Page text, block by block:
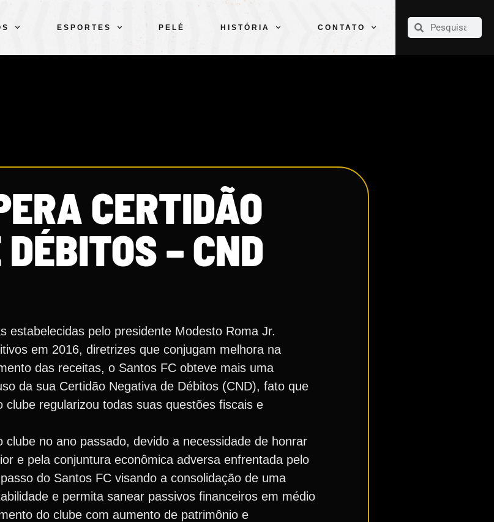
ESPORTES PELÉ HISTÓRIA CONTATO
CLUBE
CERTIDÃO
– CND
estabelecidas pelo presidente Modesto Roma Jr.
em 2016, diretrizes que conjugam melhora na
das receitas, o Santos FC obteve mais uma
da sua Certidão Negativa de Débitos (CND), fato que
regularizou todas suas questões fiscais e
no ano passado, devido a necessidade de honrar
e pela conjuntura econômica adversa enfrentada pelo
do Santos FC visando a consolidação de uma
e permita sanear passivos financeiros em médio
do clube com aumento de patrimônio e